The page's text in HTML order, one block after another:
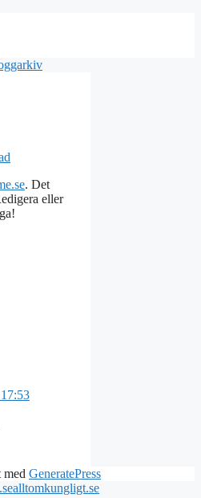
. Det
eller
med GeneratePress
alltomkungligt.se